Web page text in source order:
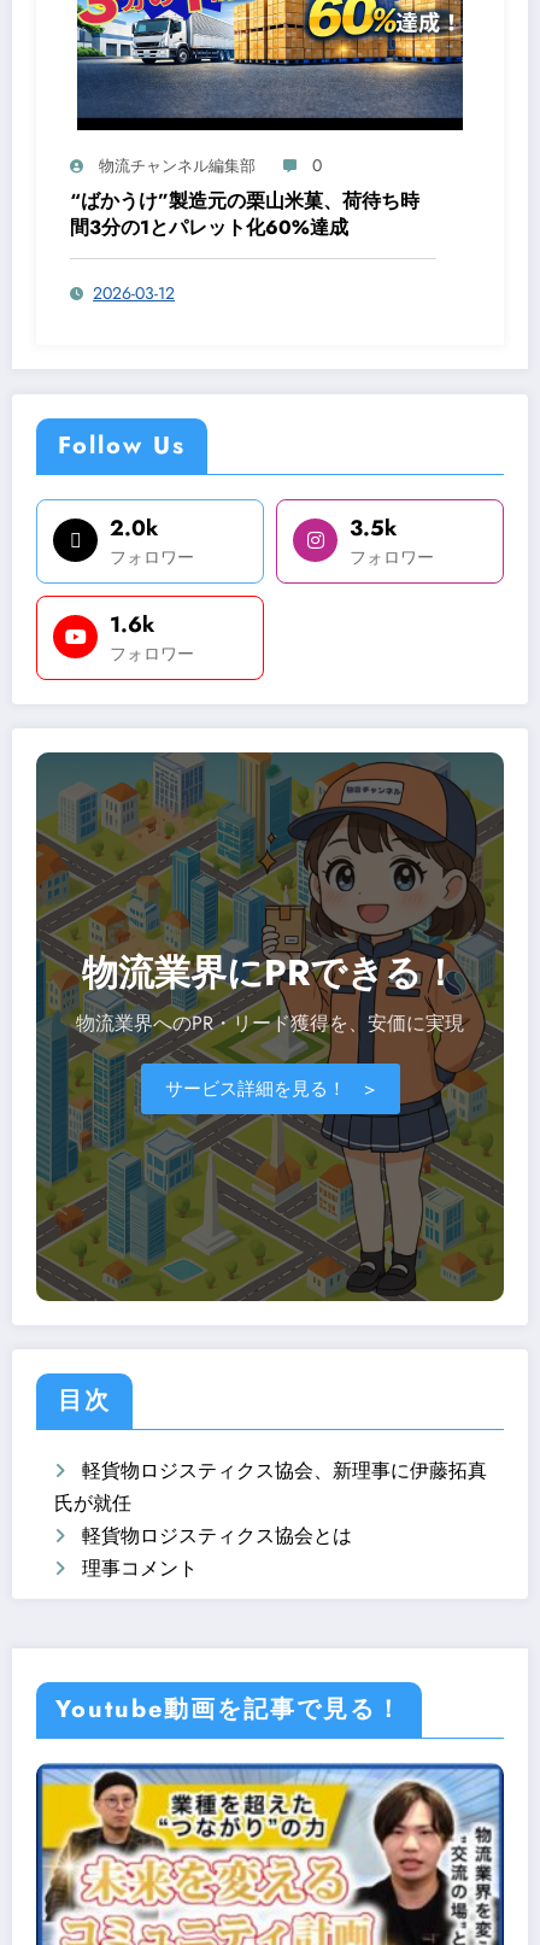
物流チャンネル編集部 0
“ばかうけ”製造元の栗山米菓、荷待ち時
間3分の1とパレット化60%達成
2026-03-12
Follow Us
2.0k
フォロワー
3.5k
フォロワー
1.6k
フォロワー
物流業界にPRできる！
物流業界へのPR・リード獲得を、安価に実現
サービス詳細を見る！ >
目次
軽貨物ロジスティクス協会、新理事に伊藤拓真
氏が就任
軽貨物ロジスティクス協会とは
理事コメント
Youtube動画を記事で見る！